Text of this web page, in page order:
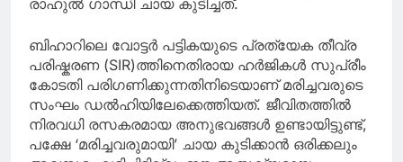
ബിഹാറിലെ വോട്ടർ പട്ടികയുടെ പ്രത്യേക തീവ്ര
പരിഷ്കരണ (SIR)ത്തിനെതിരായ ഹർജികൾ സുപ്രീം
കോടതി പരിഗണിക്കുന്നതിനിടെയാണ് മരിച്ചവരുടെ
സംഘം ഡൽഹിയിലേക്കെത്തിയത്. ജീവിതത്തിൽ
നിരവധി രസകരമായ അനുഭവങ്ങൾ ഉണ്ടായിട്ടുണ്ട്,
പക്ഷേ ‘മരിച്ചവരുമായി’ ചായ കുടിക്കാൻ ഒരിക്കലും